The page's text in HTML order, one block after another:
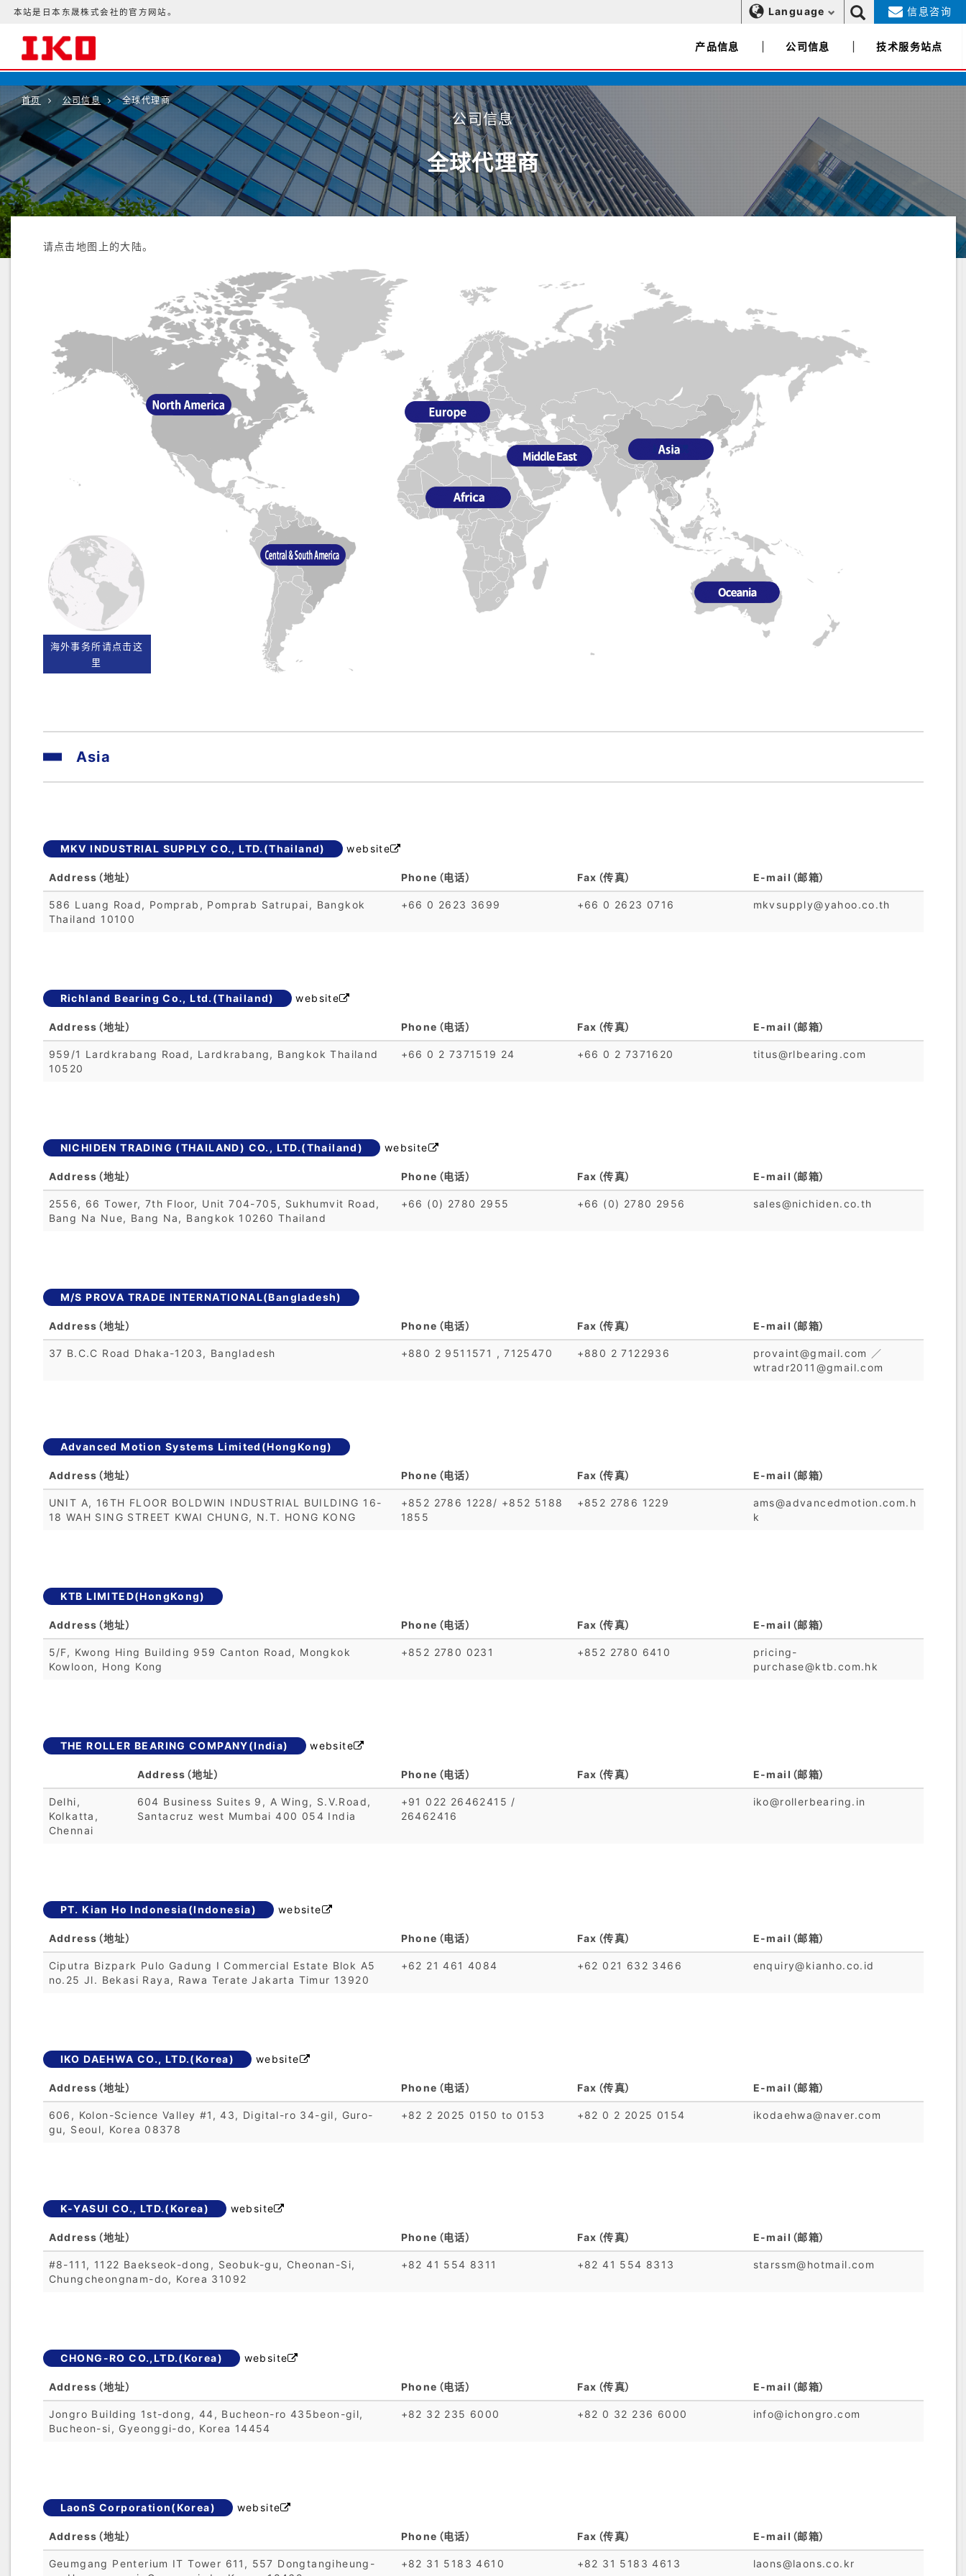
本站是日本东晟株式会社的官方网站。 Language 信息咨询
产品信息 公司信息 技术服务站点
首页 公司信息 全球代理商
公司信息
全球代理商
请点击地图上的大陆。
海外事务所请点击这
里
Asia
MKV INDUSTRIAL SUPPLY CO., LTD.(Thailand) website
Address（地址） Phone（电话） Fax（传真） E-mail（邮箱）
586 Luang Road, Pomprab, Pomprab Satrupai, Bangkok
Thailand 10100
+66 0 2623 3699 +66 0 2623 0716 mkvsupply@yahoo.co.th
Richland Bearing Co., Ltd.(Thailand) website
Address（地址） Phone（电话） Fax（传真） E-mail（邮箱）
959/1 Lardkrabang Road, Lardkrabang, Bangkok Thailand
10520
+66 0 2 7371519 24 +66 0 2 7371620 titus@rlbearing.com
NICHIDEN TRADING (THAILAND) CO., LTD.(Thailand) website
Address（地址） Phone（电话） Fax（传真） E-mail（邮箱）
2556, 66 Tower, 7th Floor, Unit 704-705, Sukhumvit Road,
Bang Na Nue, Bang Na, Bangkok 10260 Thailand
+66 (0) 2780 2955 +66 (0) 2780 2956 sales@nichiden.co.th
M/S PROVA TRADE INTERNATIONAL(Bangladesh)
Address（地址） Phone（电话） Fax（传真） E-mail（邮箱）
37 B.C.C Road Dhaka-1203, Bangladesh +880 2 9511571 , 7125470 +880 2 7122936
provaint@gmail.com ／
wtradr2011@gmail.com
Advanced Motion Systems Limited(HongKong)
Address（地址） Phone（电话） Fax（传真） E-mail（邮箱）
UNIT A, 16TH FLOOR BOLDWIN INDUSTRIAL BUILDING 16-
18 WAH SING STREET KWAI CHUNG, N.T. HONG KONG
+852 2786 1228/ +852 5188
1855
+852 2786 1229
ams@advancedmotion.com.h
k
KTB LIMITED(HongKong)
Address（地址） Phone（电话） Fax（传真） E-mail（邮箱）
5/F, Kwong Hing Building 959 Canton Road, Mongkok
Kowloon, Hong Kong
+852 2780 0231 +852 2780 6410
pricing-
purchase@ktb.com.hk
THE ROLLER BEARING COMPANY(India) website
Address（地址） Phone（电话） Fax（传真） E-mail（邮箱）
Delhi,
Kolkatta,
Chennai
604 Business Suites 9, A Wing, S.V.Road,
Santacruz west Mumbai 400 054 India
+91 022 26462415 /
26462416
iko@rollerbearing.in
PT. Kian Ho Indonesia(Indonesia) website
Address（地址） Phone（电话） Fax（传真） E-mail（邮箱）
Ciputra Bizpark Pulo Gadung I Commercial Estate Blok A5
no.25 Jl. Bekasi Raya, Rawa Terate Jakarta Timur 13920
+62 21 461 4084 +62 021 632 3466 enquiry@kianho.co.id
IKO DAEHWA CO., LTD.(Korea) website
Address（地址） Phone（电话） Fax（传真） E-mail（邮箱）
606, Kolon-Science Valley #1, 43, Digital-ro 34-gil, Guro-
gu, Seoul, Korea 08378
+82 2 2025 0150 to 0153 +82 0 2 2025 0154 ikodaehwa@naver.com
K-YASUI CO., LTD.(Korea) website
Address（地址） Phone（电话） Fax（传真） E-mail（邮箱）
#8-111, 1122 Baekseok-dong, Seobuk-gu, Cheonan-Si,
Chungcheongnam-do, Korea 31092
+82 41 554 8311 +82 41 554 8313 starssm@hotmail.com
CHONG-RO CO.,LTD.(Korea) website
Address（地址） Phone（电话） Fax（传真） E-mail（邮箱）
Jongro Building 1st-dong, 44, Bucheon-ro 435beon-gil,
Bucheon-si, Gyeonggi-do, Korea 14454
+82 32 235 6000 +82 0 32 236 6000 info@ichongro.com
LaonS Corporation(Korea) website
Address（地址） Phone（电话） Fax（传真） E-mail（邮箱）
Geumgang Penterium IT Tower 611, 557 Dongtangiheung-
+82 31 5183 4610 +82 31 5183 4613 laons@laons.co.kr